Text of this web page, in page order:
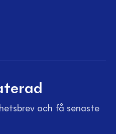
och få senaste